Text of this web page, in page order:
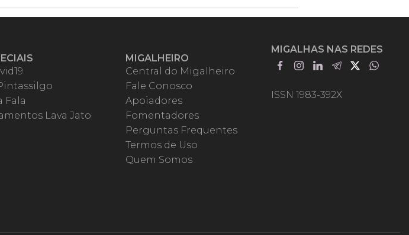
Fala
Lava Jato
MIGALHEIRO
Central do Migalheiro
Fale Conosco
Apoiadores
Fomentadores
Perguntas Frequentes
Termos de Uso
Quem Somos
MIGALHAS NAS REDES
ISSN 1983-392X